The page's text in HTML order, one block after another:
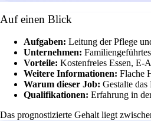
Auf einen Blick
Aufgaben: Leitung der Pflege
Unternehmen:
Vorteile: Kostenfreies Essen, E-
Weitere Informationen: Flache
Warum dieser Job: Gestalte
Qualifikationen: Erfahrung in
Das prognostizierte Gehalt liegt